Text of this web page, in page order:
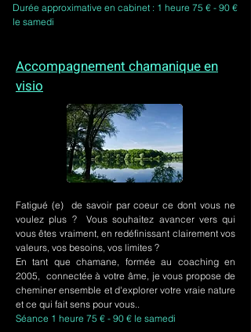
Durée approximative en cabinet : 1 heure 75 € - 90 €
le samedi
Accompagnement chamanique en
visio
Fatigué (e) de savoir par coeur ce dont vous ne
voulez plus ? Vous souhaitez avancer vers qui
vous êtes vraiment, en redéfinissant clairement vos
valeurs, vos besoins, vos limites ?
En tant que chamane, formée au coaching en
2005, connectée à votre âme, je vous propose de
cheminer ensemble et d'explorer votre vraie nature
et ce qui fait sens pour vous..
Séance 1 heure 75 € - 90 € le samedi